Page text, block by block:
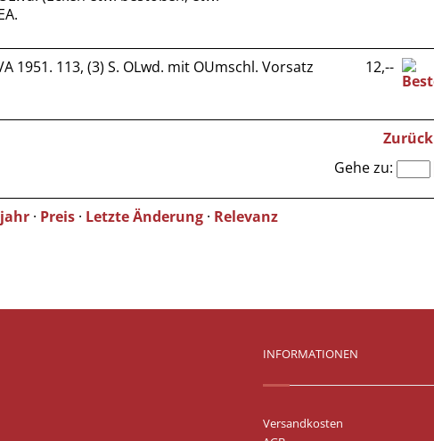
1951. 113, (3) S. OLwd. mit OUmschl. Vorsatz
12,--
Zurück
Gehe zu:
· Preis · Letzte Änderung · Relevanz
INFORMATIONEN
Versandkosten